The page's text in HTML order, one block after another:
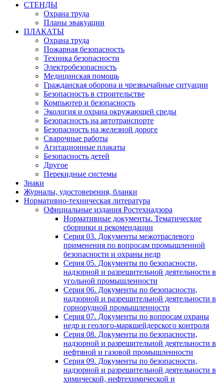
СТЕНДЫ
Охрана труда
Планы эвакуации
ПЛАКАТЫ
Охрана труда
Пожарная безопасность
Техника безопасности
Электробезопасность
Медицинская помощь
Гражданская оборона и чрезвычайные ситуации
Безопасность в строительстве
Компьютер и безопасность
Экология и охрана окружающей среды
Безопасность на автотранспорте
Безопасность на железной дороге
Сварочные работы
Агитационные плакаты
Безопасность детей
Другое
Перекидные системы
Знаки
Журналы, удостоверения, бланки
Нормативно-техническая литература
Официальные издания Ростехнадзора
Нормативные документы. Тематические
сборники и рекомендации
Серия 03. Документы межотраслевого
применения по вопросам промышленной
безопасности и охраны недр
Серия 05. Документы по безопасности,
надзорной и разрешительной деятельности в
угольной промышленности
Серия 06. Документы по безопасности,
надзорной и разрешительной деятельности в
горнорудной промышленности
Серия 07. Документы по вопросам охраны
недр и геолого-маркшейдерского контроля
Серия 08. Документы по безопасности,
надзорной и разрешительной деятельности в
нефтяной и газовой промышленности
Серия 09. Документы по безопасности,
надзорной и разрешительной деятельности в
химической, нефтехимической и